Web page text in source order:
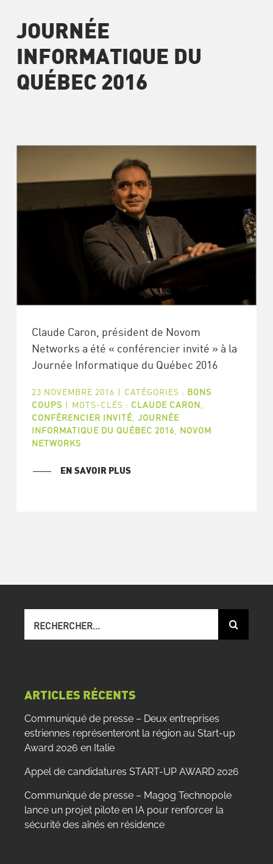
JOURNÉE
INFORMATIQUE DU
QUÉBEC 2016
Claude Caron, président de Novom
Networks a été « conférencier invité » à la
Journée Informatique du Québec 2016
23 NOVEMBRE 2016 CATÉGORIES : BONS
COUPS
MOTS-CLÉS : CLAUDE CARON,
CONFÉRENCIER INVITÉ, JOURNÉE
INFORMATIQUE DU QUÉBEC 2016, NOVOM
NETWORKS
EN SAVOIR PLUS
sur
ARTICLES RÉCENTS
Communiqué de presse – Deux entreprises
estriennes représenteront la région au Start-up
Award 2026 en Italie
Appel de candidatures START-UP AWARD 2026
Communiqué de presse – Magog Technopole
lance un projet pilote en IA pour renforcer la
sécurité des aînés en résidence